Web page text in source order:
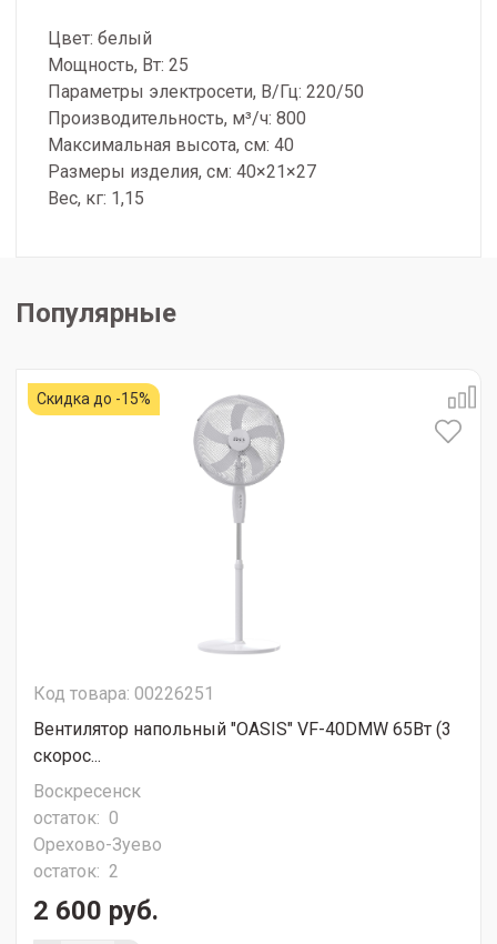
Цвет: белый
Мощность, Вт: 25
Параметры электросети, В/Гц: 220/50
Производительность, м³/ч: 800
Максимальная высота, см: 40
Размеры изделия, см: 40×21×27
Вес, кг: 1,15
Популярные
Скидка до -15%
Код товара: 00226251
Вентилятор напольный "OASIS" VF-40DMW 65Вт (3
скорос...
Воскресенск
остаток: 0
Орехово-Зуево
остаток: 2
2 600 руб.